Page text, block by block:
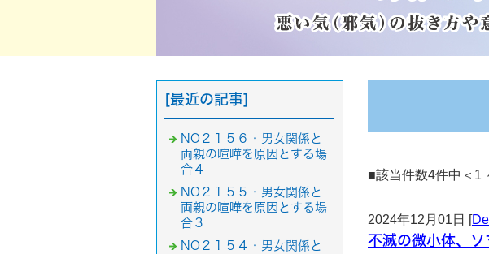
■該当件数4件中＜1
2024年12月01日 [
不滅の微小体、ソ
[最近の記事]
NO２１５６・男女関係と
両親の喧嘩を原因とする場
合４
NO２１５５・男女関係と
両親の喧嘩を原因とする場
合３
NO２１５４・男女関係と